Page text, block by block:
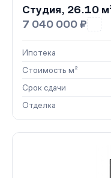
Студия, 26.10
7 040 000 ₽
Ипотека
Стоимость м²
Срок сдачи
Отделка